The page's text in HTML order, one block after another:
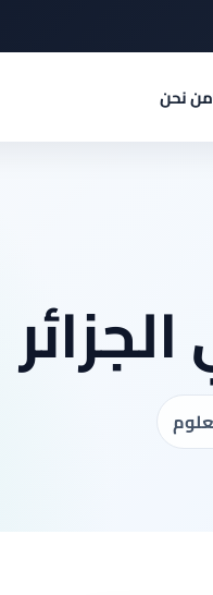
من نحن